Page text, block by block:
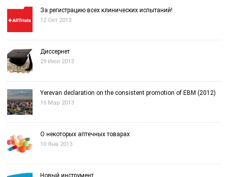
За регистрацию всех клинических испытаний!
12 Окт 2013
Диссернет
29 Июл 2013
Yerevan declaration on the consistent promotion of EBM (2012)
16 Мар 2013
О некоторых аптечных товарах
10 Янв 2013
Новый инструмент